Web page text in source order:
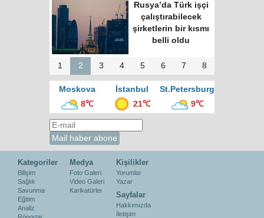
Rusya’da Türk işçi
çalıştırabilecek
şirketlerin bir kısmı
belli oldu
1 2 3 4 5 6 7 8
Moskova İstanbul
St.Petersburg
8℃
21℃ 9℃
Kategoriler
Bilişim
Sağlık
Savunma
Eğitim
Analiz
Medya
Foto Galeri
Video Galeri
Karikatürler
Kişilikler
Yorumlar
Yazar
Sayfalar
Hakkımızda
İletişim